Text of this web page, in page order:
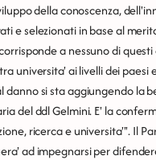
della conoscenza,
e selezionati in base al
a nessuno di
universita' ai livelli dei
danno si sta aggiungendo
del ddl Gelmini. E' la
ricerca e universita'''. Il
ad impegnarsi per